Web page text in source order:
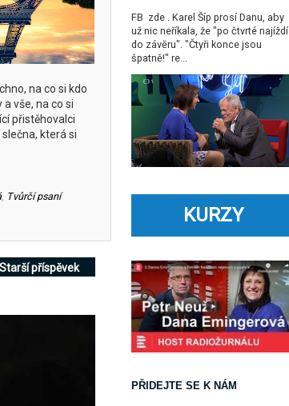
na co si kdo
vše, na co si
přistěhovalci
která si
, Tvůrčí psaní
Starší příspěvek
FB zde . Karel Šíp prosí Danu, aby
už nic neříkala, že "po čtvrté najíždí
do závěru". "Čtyři konce jsou
špatně!" re...
KURZY
PŘIDEJTE SE K NÁM